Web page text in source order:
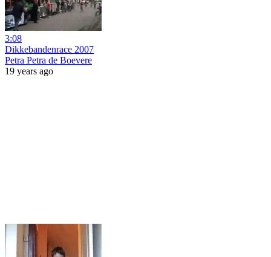
3:08
Dikkebandenrace 2007
Petra Petra de Boevere
19 years ago